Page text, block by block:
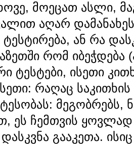
მოეცათ ასლი,
აღარ
ტესტირება, ან რა
რომ
ტესტები, ისეთი
რაღაც
მეგობრებს,
ეს ჩემთვის ყოვლად
გააკეთა.